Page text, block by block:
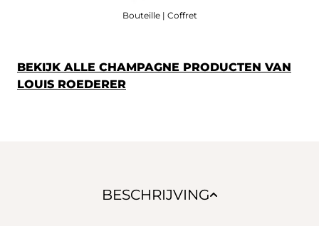
Bouteille | Coffret
BEKIJK ALLE CHAMPAGNE PRODUCTEN VAN
LOUIS ROEDERER
BESCHRIJVING